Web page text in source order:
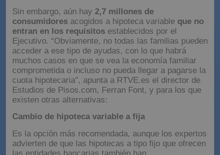
Sin embargo, aún hay 2,7 millones de
consumidores acogidos a hipoteca variable que no
entran en los requisitos establecidos por el
Ejecutivo. “Obviamente, no todas las familias pueden
acceder a ese tipo de ayudas, con lo que habrá
muchos casos en que se vea la economía familiar
comprometida o incluso no pueda llegar a pagarse la
cuota hipotecaria”, apunta a RTVE.es el director de
Estudios de Pisos.com, Ferran Font, y para los que
existen otras alternativas:
Cambio de hipoteca variable a fija
Es la opción más recomendada, aunque los expertos
advierten de que las hipotecas a tipo fijo que ofrecen